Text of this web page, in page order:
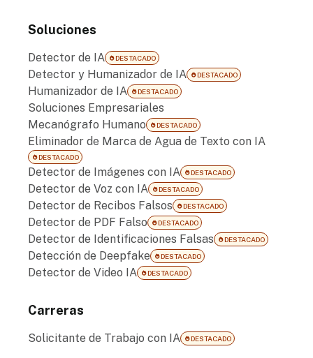
Soluciones
Detector de IA DESTACADO
Detector y Humanizador de IA DESTACADO
Humanizador de IA DESTACADO
Soluciones Empresariales
Mecanógrafo Humano
DESTACADO
Eliminador de Marca de Agua de Texto con IA
DESTACADO
Detector de Imágenes con IA DESTACADO
Detector de Voz con IA DESTACADO
Detector de Recibos Falsos DESTACADO
Detector de PDF Falso DESTACADO
Detector de Identificaciones Falsas DESTACADO
Detección de Deepfake DESTACADO
Detector de Video IA DESTACADO
Carreras
Solicitante de Trabajo con IA DESTACADO